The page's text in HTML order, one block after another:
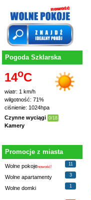
Pogoda Szklarska
14oC
wiatr: 1 km/h
wilgotność: 71%
ciśnienie: 1024hpa
Czynne wyciągi 0/18
Kamery
Promocje z miasta
Wolne pokojenowość!
11
Wolne apartamenty 3
Wolne domki 1